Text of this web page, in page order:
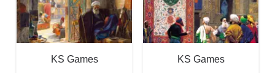
KS Games KS Games